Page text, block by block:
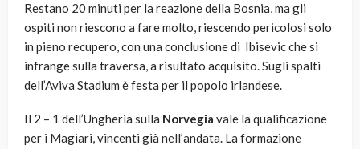
Restano 20 minuti per la reazione della Bosnia, ma gli
ospiti non riescono a fare molto, riescendo pericolosi solo
in pieno recupero, con una conclusione di Ibisevic che si
infrange sulla traversa, a risultato acquisito. Sugli spalti
dell’Aviva Stadium è festa per il popolo irlandese.
Il 2 – 1 dell’Ungheria sulla Norvegia vale la qualificazione
per i Magiari, vincenti già nell’andata. La formazione